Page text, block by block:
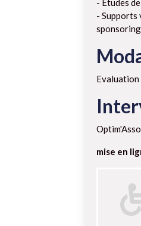
- Études
- Supports
Evaluation
Optim'Asso
mise en